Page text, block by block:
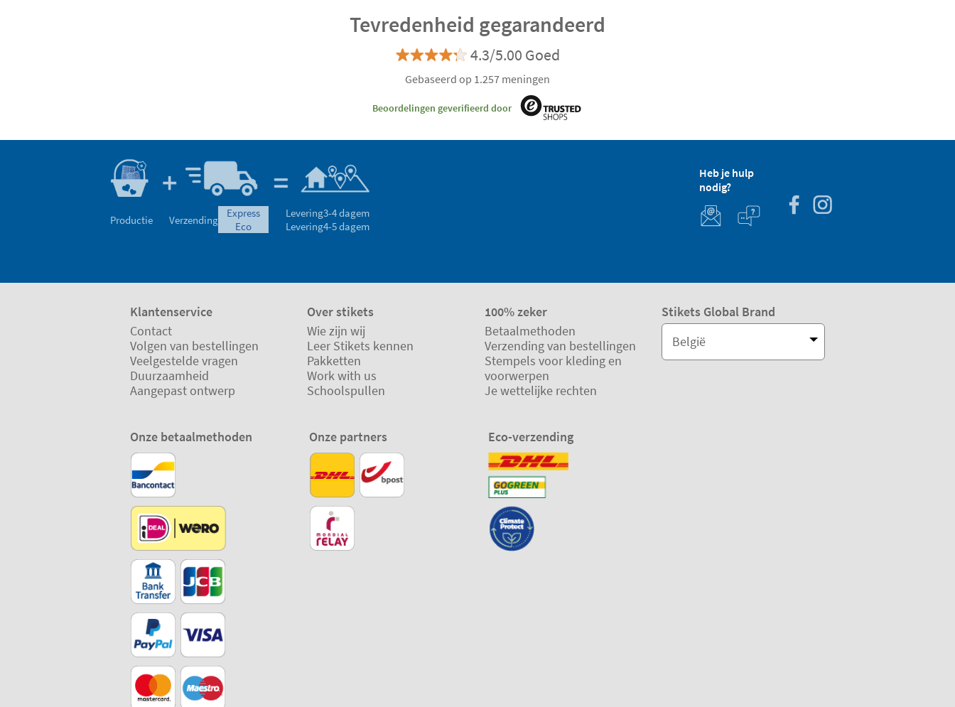
Tevredenheid gegarandeerd
4.3/5.00 Goed
Gebaseerd op 1.257 meningen
Beoordelingen geverifieerd door
Productie Verzending
express
eco
Levering3-4 dagem
Levering4-5 dagem
Heb je hulp
nodig?
Klantenservice
Contact
Volgen van bestellingen
Veelgestelde vragen
Duurzaamheid
Aangepast ontwerp
Over stikets
Wie zijn wij
Leer Stikets kennen
Pakketten
Work with us
Schoolspullen
100% zeker
Betaalmethoden
Verzending van bestellingen
Stempels voor kleding en
voorwerpen
Je wettelijke rechten
Stikets Global Brand
België
Onze betaalmethoden Onze partners Eco-verzending